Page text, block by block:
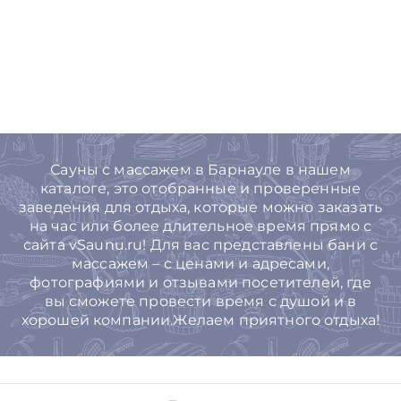
Сауны с массажем в Барнауле в нашем
каталоге, это отобранные и проверенные
заведения для отдыха, которые можно заказать
на час или более длительное время прямо с
сайта vSaunu.ru! Для вас представлены бани с
массажем – с ценами и адресами,
фотографиями и отзывами посетителей, где
вы сможете провести время с душой и в
хорошей компании.Желаем приятного отдыха!